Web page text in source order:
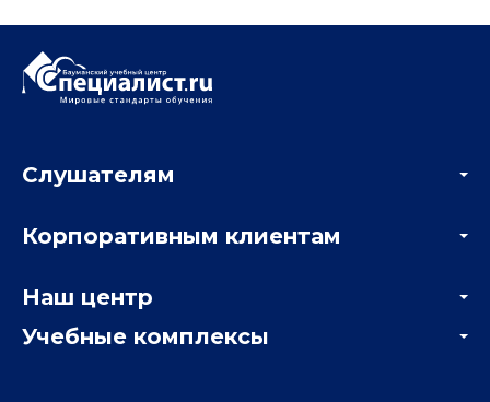
Учебные комплексы
Слушателям
Мастер-классы и вебинары
Корпоративным клиентам
Отзывы компаний
Наш центр
Информация о центре